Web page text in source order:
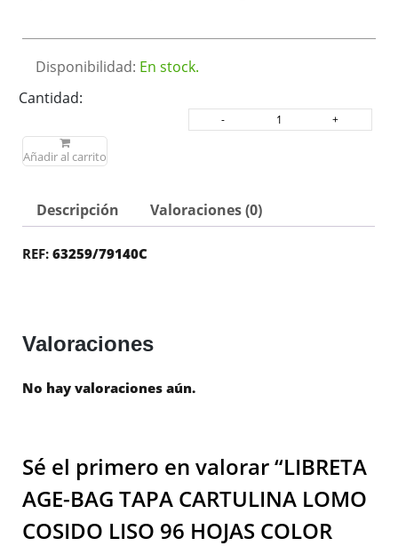
Disponibilidad: En stock.
Cantidad:
Añadir al carrito
Descripción Valoraciones (0)
REF: 63259/79140C
Valoraciones
No hay valoraciones aún.
Sé el primero en valorar “LIBRETA
AGE-BAG TAPA CARTULINA LOMO
COSIDO LISO 96 HOJAS COLOR